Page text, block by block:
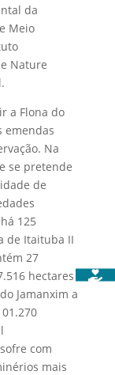
da
Meio
Nature
a Flona do
emendas
Na
se pretende
de
125
de Itaituba II
27
hectares
Jamanxim a
com
mais